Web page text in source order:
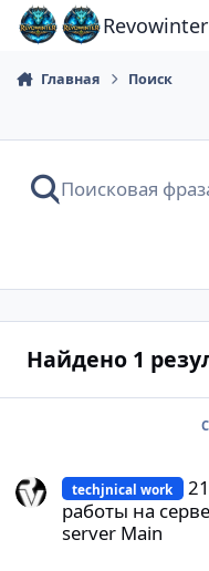
Перейти к содержанию
Главная Поиск
Найдено 1
techjnical work
работы на
server Main